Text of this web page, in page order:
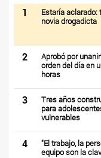
1
Estaría
novia drogadicta
2
Aprobó por
orden del día en
horas
3
Tres años
para
vulnerables
4
"El trabajo, la
equipo son la